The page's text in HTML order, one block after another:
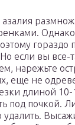
Однако
гораздо
если вы все-
нарежьте
еще не
длиной
под почкой.
удалить.